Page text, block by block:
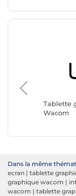
Tablette
Wacom
Dans la même
ecran | tablette
graphique wacom |
wacom | tablette